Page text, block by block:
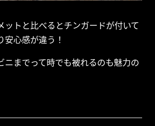
ットと比べるとチンガードが付いて
安心感が違う！
ニまでって時でも被れるのも魅力の